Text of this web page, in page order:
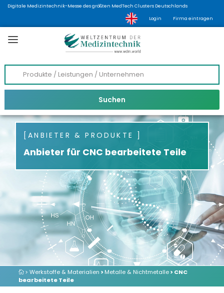
Digitale Medizintechnik-Messe des größten MedTech Clusters Deutschlands
Login Firma eintragen
ANBIETER & PRODUKTE
Anbieter für CNC bearbeitete Teile
> Werkstoffe & Materialien >Metalle & Nichtmetalle> CNC
bearbeitete Teile